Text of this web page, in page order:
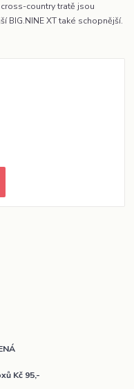
country tratě jsou
BIG.NINE XT také schopnější.
Kč 95,-